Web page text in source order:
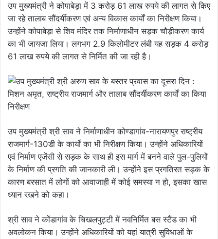
उप मुख्यमंत्री ने कोपाबेड़ा में 3 करोड़ 61 लाख रुपये की लागत से किए
जा रहे तालाब सौंदर्यीकरण एवं अन्य विकास कार्यों का निरीक्षण किया।
उन्होंने कोपाबेड़ा से शिव मंदिर तक निर्माणाधीन सड़क चौड़ीकरण कार्य
का भी जायजा लिया। लगभग 2.9 किलोमीटर लंबी यह सड़क 4 करोड़
61 लाख रुपये की लागत से निर्मित की जा रही है।
उप मुख्यमंत्री श्री साव ने निर्माणाधीन कोण्डागांव-नारायणपुर राष्ट्रीय
राजमार्ग-130डी के कार्यों का भी निरीक्षण किया। उन्होंने अधिकारियों
एवं निर्माण एजेंसी से सड़क के साथ ही इस मार्ग में बनने वाले पुल-पुलियों
के निर्माण की प्रगति की जानकारी ली। उन्होंने इस प्रगतिरत सड़क के
कारण बरसात में लोगों को आवाजाही में कोई समस्या न हो, इसका खास
ध्यान रखने को कहा।
श्री साव ने कोंडागांव के चिखलपुट्टी में नवनिर्मित बस स्टैंड का भी
अवलोकन किया। उन्होंने अधिकारियों को यहां यात्री सुविधाओं के